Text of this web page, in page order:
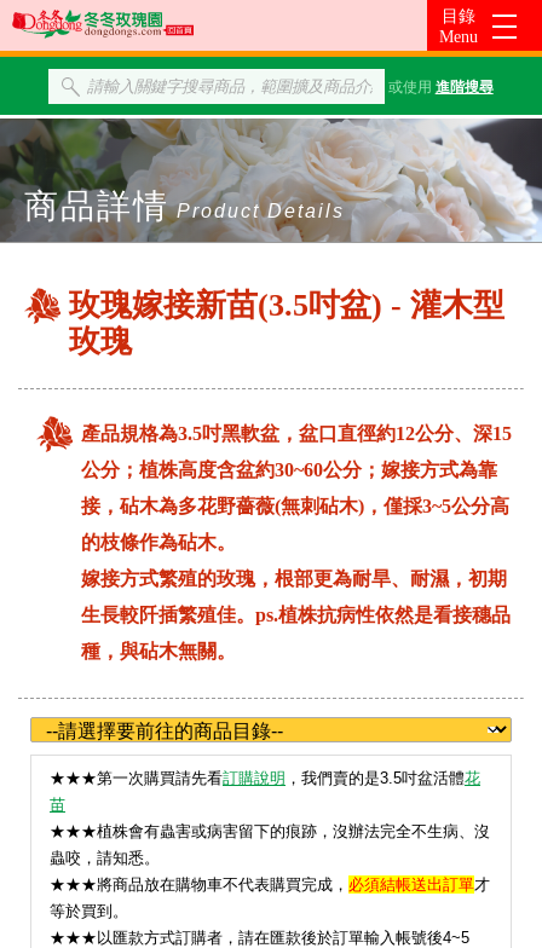
或使用 進階搜尋
商品詳情 Product Details
玫瑰嫁接新苗(3.5吋盆) - 灌木型
玫瑰
產品規格為3.5吋黑軟盆，盆口直徑約12公分、深15
公分；植株高度含盆約30~60公分；嫁接方式為靠
接，砧木為多花野薔薇(無刺砧木)，僅採3~5公分高
的枝條作為砧木。
嫁接方式繁殖的玫瑰，根部更為耐旱、耐濕，初期
生長較阡插繁殖佳。ps.植株抗病性依然是看接穗品
種，與砧木無關。
★★★第一次購買請先看訂購說明 ，我們賣的是3.5吋盆活體花
苗
★★★植株會有蟲害或病害留下的痕跡，沒辦法完全不生病、沒
蟲咬，請知悉。
★★★將商品放在購物車不代表購買完成， 必須結帳送出訂單才
等於買到。
★★★以匯款方式訂購者，請在匯款後於訂單輸入帳號後4~5